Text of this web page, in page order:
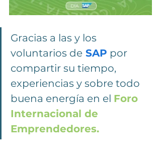
Gracias a las y los
voluntarios de SAP por
compartir su tiempo,
experiencias y sobre todo
buena energía en el Foro
Internacional de
Emprendedores.